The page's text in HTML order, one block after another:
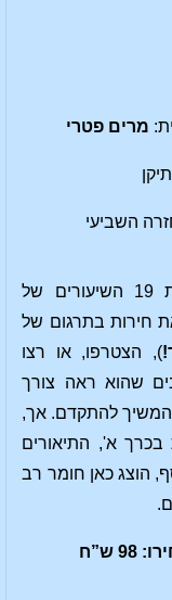
מרים פטרי
השביעי
של
חירות בתרגום של
), הצטרפו, או רצו
שהוא ראה צורך
להתקדם. אך,
בכרך א', התיאורים
הוצג כאן חומר רב
מכיל 99 עמודים. גודל A4 מחירו: 98 ש”ח